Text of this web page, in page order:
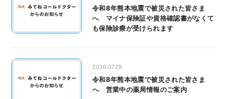
令和8年熊本地震で被災された皆さま
へ マイナ保険証や資格確認書がなくて
も保険診療が受けられます
2026.07.29
令和8年熊本地震で被災された皆さま
へ 営業中の薬局情報のご案内